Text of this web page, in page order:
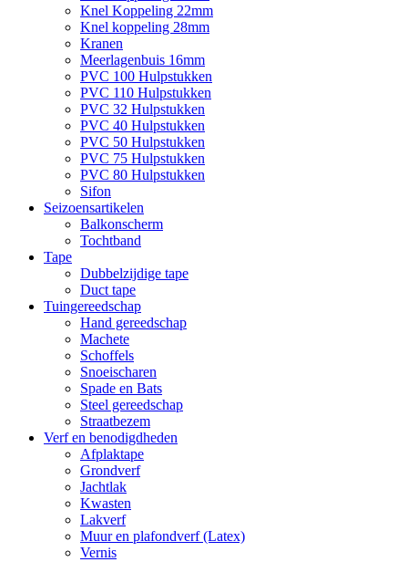
Knel Koppeling 22mm
Knel koppeling 28mm
Kranen
Meerlagenbuis 16mm
PVC 100 Hulpstukken
PVC 110 Hulpstukken
PVC 32 Hulpstukken
PVC 40 Hulpstukken
PVC 50 Hulpstukken
PVC 75 Hulpstukken
PVC 80 Hulpstukken
Sifon
Seizoensartikelen
Balkonscherm
Tochtband
Tape
Dubbelzijdige tape
Duct tape
Tuingereedschap
Hand gereedschap
Machete
Schoffels
Snoeischaren
Spade en Bats
Steel gereedschap
Straatbezem
Verf en benodigdheden
Afplaktape
Grondverf
Jachtlak
Kwasten
Lakverf
Muur en plafondverf (Latex)
Vernis